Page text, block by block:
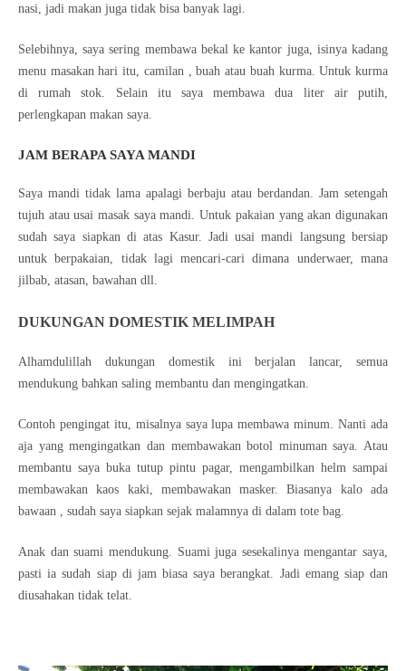
nasi, jadi makan juga tidak bisa banyak lagi.
Selebihnya, saya sering membawa bekal ke kantor juga, isinya kadang
menu masakan hari itu, camilan , buah atau buah kurma. Untuk kurma
di rumah stok. Selain itu saya membawa dua liter air putih,
perlengkapan makan saya.
JAM BERAPA SAYA MANDI
Saya mandi tidak lama apalagi berbaju atau berdandan. Jam setengah
tujuh atau usai masak saya mandi. Untuk pakaian yang akan digunakan
sudah saya siapkan di atas Kasur. Jadi usai mandi langsung bersiap
untuk berpakaian, tidak lagi mencari-cari dimana underwaer, mana
jilbab, atasan, bawahan dll.
DUKUNGAN DOMESTIK MELIMPAH
Alhamdulillah dukungan domestik ini berjalan lancar, semua
mendukung bahkan saling membantu dan mengingatkan.
Contoh pengingat itu, misalnya saya lupa membawa minum. Nanti ada
aja yang mengingatkan dan membawakan botol minuman saya. Atau
membantu saya buka tutup pintu pagar, mengambilkan helm sampai
membawakan kaos kaki, membawakan masker. Biasanya kalo ada
bawaan , sudah saya siapkan sejak malamnya di dalam tote bag.
Anak dan suami mendukung. Suami juga sesekalinya mengantar saya,
pasti ia sudah siap di jam biasa saya berangkat. Jadi emang siap dan
diusahakan tidak telat.